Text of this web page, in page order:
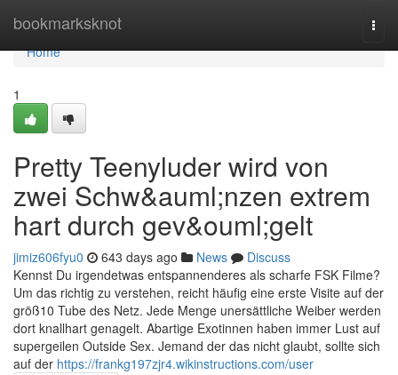
bookmarksknot
Home
Home
1
Pretty Teenyluder wird von
zwei Schw&auml;nzen extrem
hart durch gev&ouml;gelt
jimiz606fyu0 643 days ago News
Discuss
Kennst Du irgendetwas entspannenderes als scharfe FSK Filme?
Um das richtig zu verstehen, reicht häufig eine erste Visite auf der
größ10 Tube des Netz. Jede Menge unersättliche Weiber werden
dort knallhart genagelt. Abartige Exotinnen haben immer Lust auf
supergeilen Outside Sex. Jemand der das nicht glaubt, sollte sich
auf der https://frankg197zjr4.wikinstructions.com/user